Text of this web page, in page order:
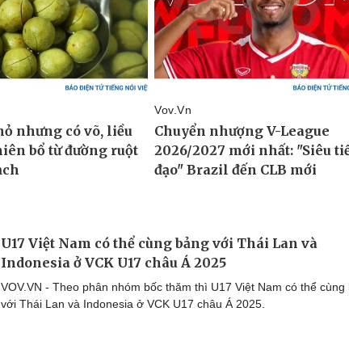
U17 Việt Nam có thể cùng bảng với Thái Lan và
Indonesia ở VCK U17 châu Á 2025
VOV.VN - Theo phân nhóm bốc thăm thì U17 Việt Nam có thể cùng
với Thái Lan và Indonesia ở VCK U17 châu Á 2025.